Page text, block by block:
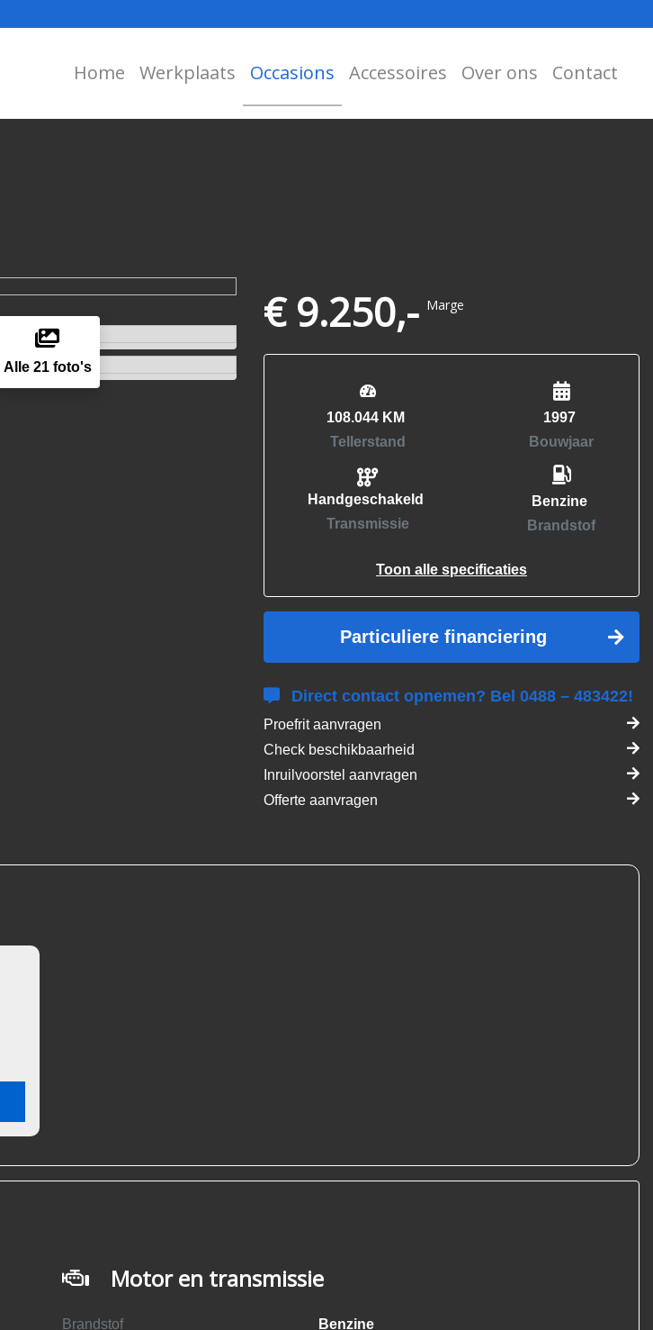
Home Werkplaats Occasions Accessoires Over ons Contact
Alle 21 foto's
€ 9.250,- Marge
108.044 KM
Tellerstand
Handgeschakeld
Transmissie
1997
Bouwjaar
Benzine
Brandstof
Toon alle specificaties
Particuliere financiering
Direct contact opnemen? Bel 0488 – 483422!
Proefrit aanvragen
Check beschikbaarheid
Inruilvoorstel aanvragen
Offerte aanvragen
Motor en transmissie
Brandstof
Benzine